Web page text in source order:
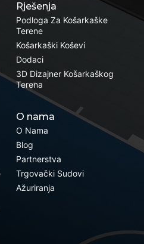
Rješenja
Podloga Za Košarkaške
Terene
Košarkaški Koševi
Dodaci
3D Dizajner Košarkaškog
Terena
O nama
O Nama
Blog
Partnerstva
Trgovački Sudovi
Ažuriranja